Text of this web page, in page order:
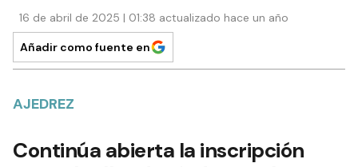
16 de abril de 2025 | 01:38 actualizado hace un año
Añadir como fuente en
AJEDREZ
Continúa abierta la inscripción